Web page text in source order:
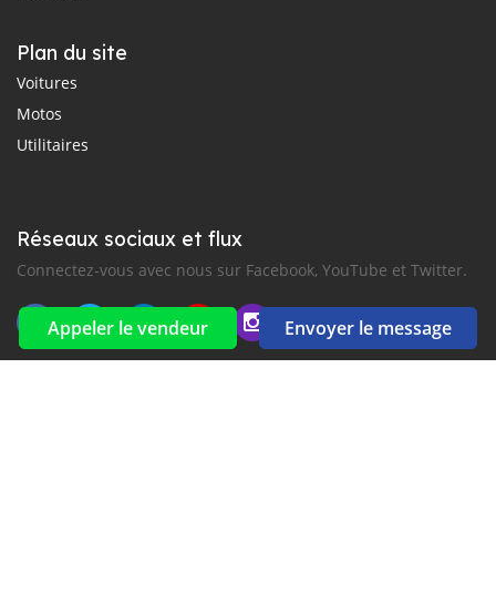
Appeler le vendeur Envoyer le message
Plan du site
Voitures
Motos
Utilitaires
Réseaux sociaux et flux
Connectez-vous avec nous sur Facebook, YouTube et Twitter.